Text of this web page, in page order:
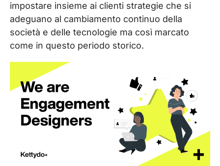
impostare insieme ai clienti strategie che si
adeguano al cambiamento continuo della
società e delle tecnologie ma così marcato
come in questo periodo storico.